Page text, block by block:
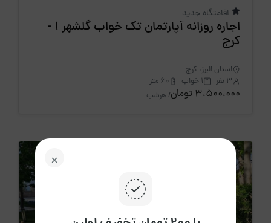
اقامتگاه جدید
اجاره روزانه آپارتمان تک خواب گلشهر 1 -
کرج
استان البرز، کرج
3 نفر
1 خواب 60 متر
3،500،000 تومان / هرشب